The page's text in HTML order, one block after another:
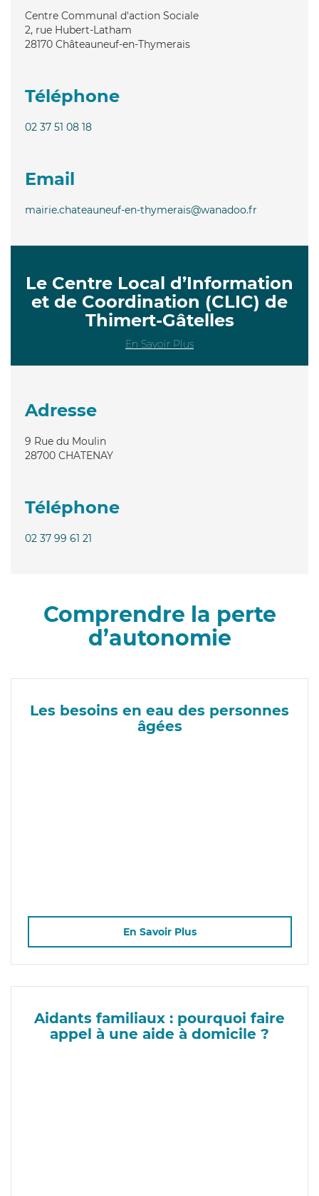
Centre Communal d'action Sociale
2, rue Hubert-Latham
28170 Châteauneuf-en-Thymerais
Téléphone
02 37 51 08 18
Email
mairie.chateauneuf-en-thymerais@wanadoo.fr
Le Centre Local d’Information
et de Coordination (CLIC) de
Thimert-Gâtelles
En Savoir Plus
Adresse
9 Rue du Moulin
28700 CHATENAY
Téléphone
02 37 99 61 21
Comprendre la perte
d’autonomie
Les besoins en eau des personnes
âgées
En Savoir Plus
Aidants familiaux : pourquoi faire
appel à une aide à domicile ?